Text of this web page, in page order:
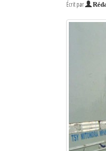
Écrit par